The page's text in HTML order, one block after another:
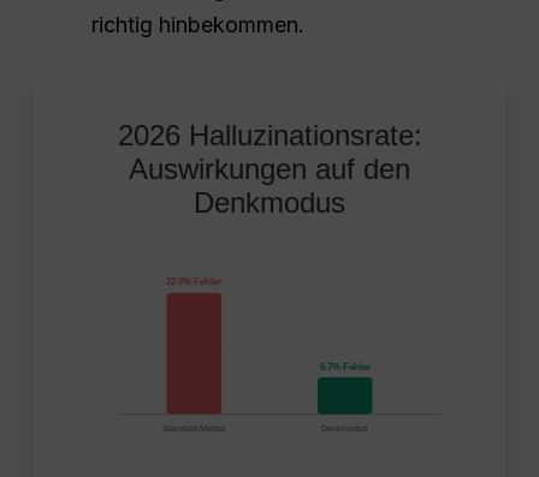
richtig hinbekommen.
2026 Halluzinationsrate:
Auswirkungen auf den
Denkmodus
22.0% Fehler
Standard-Modus
6.7% Fehler
Denkmodus